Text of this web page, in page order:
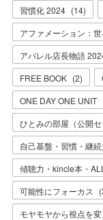
習慣化 2024 (14)
アファメーション：
アパレル店長物語
FREE BOOK (2)
ONE DAY ONE UNIT
ひとみの部屋（公開セ
自己基盤・習慣・継続
傾聴力・kincle本・
可能性にフォーカス
(
モヤモヤから視点を